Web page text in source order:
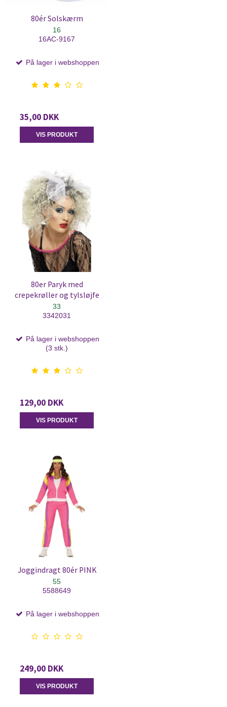
80ér Solskærm
16
16AC-9167
På lager i webshoppen
35,00 DKK
VIS PRODUKT
80er Paryk med
crepekrøller og tylsløjfe
33
3342031
På lager i webshoppen
(3 stk.)
129,00 DKK
VIS PRODUKT
Joggindragt 80ér PINK
55
5588649
På lager i webshoppen
249,00 DKK
VIS PRODUKT